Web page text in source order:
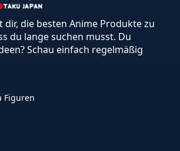
dir, die besten Anime Produkte zu
du lange suchen musst. Du
Schau einfach regelmäßig
Figuren